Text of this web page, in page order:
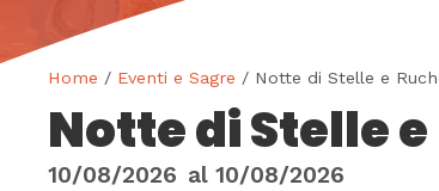
Home / Eventi e Sagre / Notte di Stelle e
Notte di Stelle
10/08/2026 al 10/08/2026